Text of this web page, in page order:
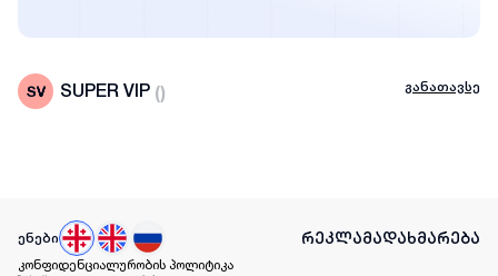
SUPER VIP () განათავსე
ენები რეკლამადახმარება
კონფიდენციალურობის პოლიტიკა